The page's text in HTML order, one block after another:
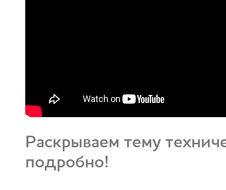
Раскрываем тему
подробно!